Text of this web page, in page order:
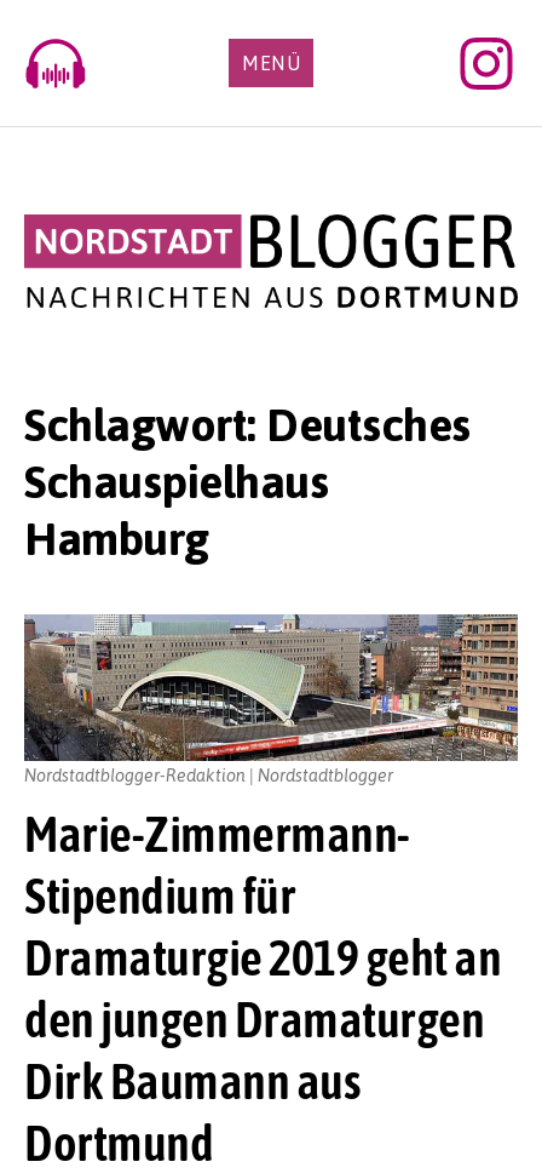
content
MENÜ
Schlagwort: Deutsches
Schauspielhaus
Hamburg
Marie-Zimmermann-
Stipendium für
Dramaturgie 2019 geht an
den jungen Dramaturgen
Dirk Baumann aus
Dortmund
Nordstadtblogger-Redaktion | Nordstadtblogger